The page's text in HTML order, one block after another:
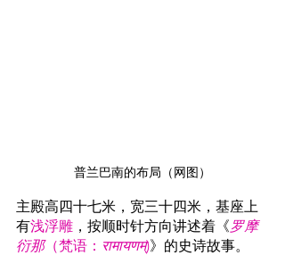
普兰巴南的布局（网图）
主殿高四十七米，宽三十四米，基座上
有浅浮雕 ，按顺时针方向讲述着《罗摩
衍那（梵语： रामायणम्)》的史诗故事。